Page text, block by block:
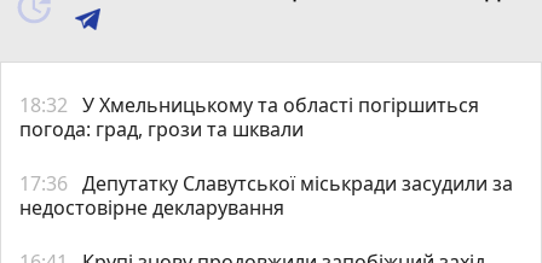
18:32 У Хмельницькому та області погіршиться
погода: град, грози та шквали
17:36 Депутатку Славутської міськради засудили за
недостовірне декларування